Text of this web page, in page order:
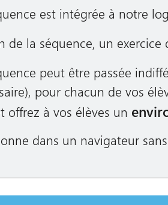
est intégrée à notre
de la séquence, un exercice
peut être passée
pour chacun de vos
offrez à vos élèves un
dans un navigateur